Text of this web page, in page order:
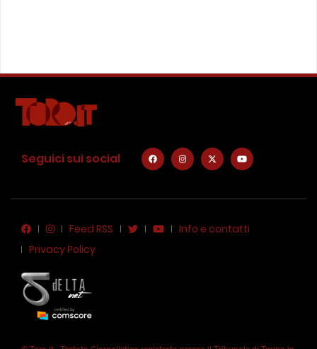
Seguici sui social
Feed RSS
Info e contatti
Privacy Policy